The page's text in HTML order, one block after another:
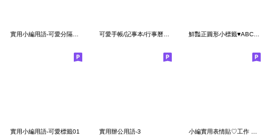
鮮豔正圓形小標籤♥ABC 123 英文 數字 字母
實用小編用語-可愛標籤01 實用辦公用語-3 小編實用表情貼♡工作 生活 手帳 可愛 簡約